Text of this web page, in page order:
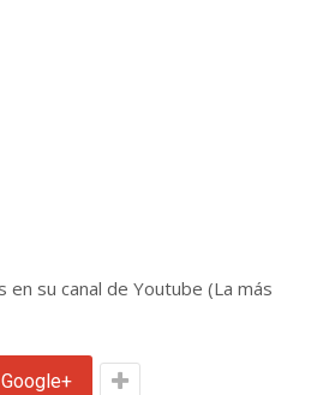
su canal de Youtube (La más
Google+